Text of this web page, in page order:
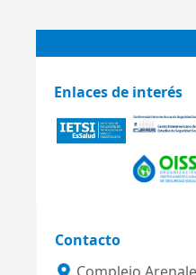
Enlaces de interés
Contacto